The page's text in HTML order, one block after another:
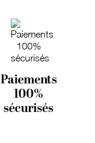
Paiements
100%
sécurisés